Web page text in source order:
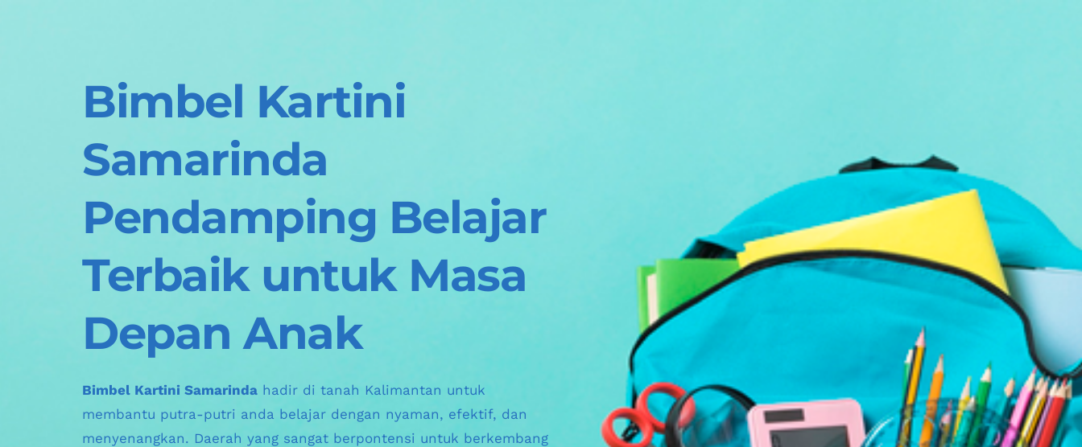
Bimbel Kartini
Samarinda
Pendamping Belajar
Terbaik untuk Masa
Depan Anak
Bimbel Kartini Samarinda hadir di tanah Kalimantan untuk
membantu putra-putri anda belajar dengan nyaman, efektif, dan
menyenangkan. Daerah yang sangat berpontensi untuk berkembang